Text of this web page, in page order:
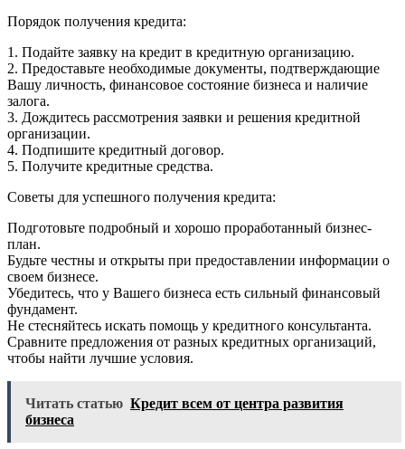
Порядок получения кредита:
1. Подайте заявку на кредит в кредитную организацию.
2. Предоставьте необходимые документы, подтверждающие
Вашу личность, финансовое состояние бизнеса и наличие
залога.
3. Дождитесь рассмотрения заявки и решения кредитной
организации.
4. Подпишите кредитный договор.
5. Получите кредитные средства.
Советы для успешного получения кредита:
Подготовьте подробный и хорошо проработанный бизнес-
план.
Будьте честны и открыты при предоставлении информации о
своем бизнесе.
Убедитесь, что у Вашего бизнеса есть сильный финансовый
фундамент.
Не стесняйтесь искать помощь у кредитного консультанта.
Сравните предложения от разных кредитных организаций,
чтобы найти лучшие условия.
Читать статью Кредит всем от центра развития
бизнеса